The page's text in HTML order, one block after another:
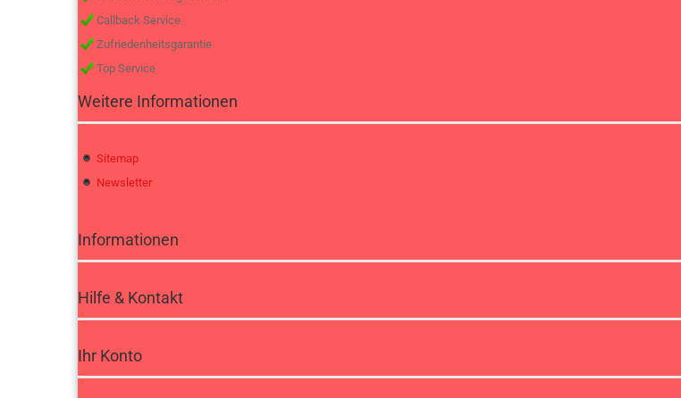
Callback Service
Zufriedenheitsgarantie
Top Service
Weitere Informationen
Sitemap
Newsletter
Informationen
Hilfe & Kontakt
Ihr Konto